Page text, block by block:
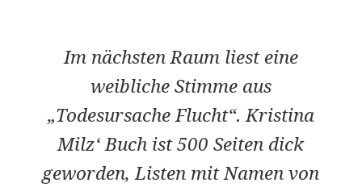
Im nächsten Raum liest eine
weibliche Stimme aus
„Todesursache Flucht“. Kristina
Milz‘ Buch ist 500 Seiten dick
geworden, Listen mit Namen von